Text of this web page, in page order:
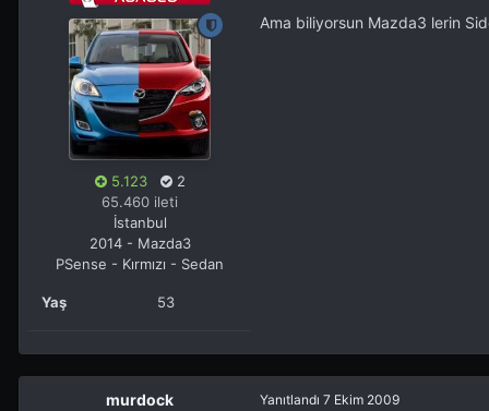
5.123
2
65.460 ileti
İstanbul
2014 - Mazda3
PSense - Kırmızı - Sedan
Yaş 53
Ama biliyorsun Mazda3 lerin
murdock Yanıtlandı 7 Ekim 2009